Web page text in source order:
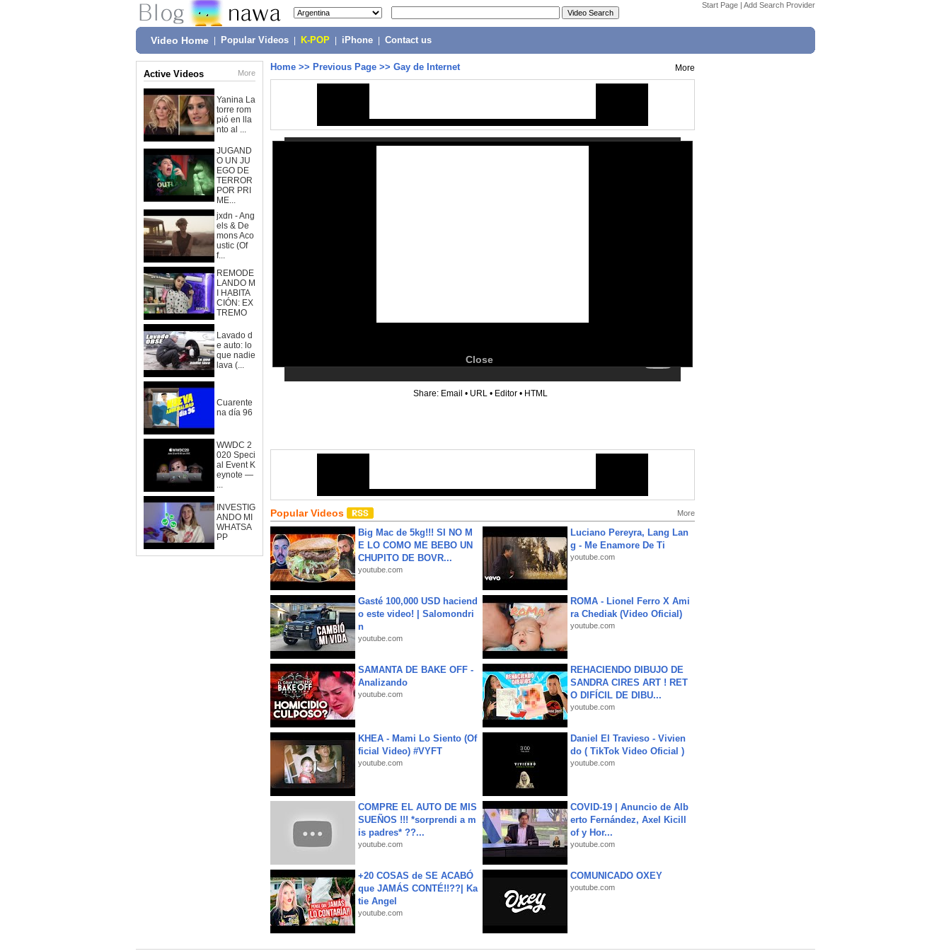
Start Page | Add Search Provider
Video Home Popular Videos K-POP iPhone Contact us
Active Videos More
Yanina La
torre rom
pió en lla
nto al ...
JUGAND
O UN JU
EGO DE
TERROR
POR PRI
ME...
jxdn - Ang
els & De
mons Aco
ustic (Of
f...
REMODE
LANDO M
I HABITA
CIÓN: EX
TREMO
Lavado d
e auto: lo
que nadie
lava (...
Cuarente
na día 96
WWDC 2
020 Speci
al Event K
eynote —
...
INVESTIG
ANDO MI
WHATSA
PP
Home >> Previous Page >> Gay de Internet More
Close
Share: Email • URL • Editor • HTML
Popular Videos More
Big Mac de 5kg!!! SI NO M
E LO COMO ME BEBO UN
CHUPITO DE BOVR...
youtube.com
Luciano Pereyra, Lang Lan
g - Me Enamore De Ti
youtube.com
Gasté 100,000 USD haciend
o este video! | Salomondri
n
youtube.com
ROMA - Lionel Ferro X Ami
ra Chediak (Video Oficial)
youtube.com
SAMANTA DE BAKE OFF -
Analizando
youtube.com
REHACIENDO DIBUJO DE
SANDRA CIRES ART ! RET
O DIFÍCIL DE DIBU...
youtube.com
KHEA - Mami Lo Siento (Of
ficial Video) #VYFT
youtube.com
Daniel El Travieso - Vivien
do ( TikTok Video Oficial )
youtube.com
COMPRE EL AUTO DE MIS
SUEÑOS !!! *sorprendi a m
is padres* ??...
youtube.com
COVID-19 | Anuncio de Alb
erto Fernández, Axel Kicill
of y Hor...
youtube.com
+20 COSAS de SE ACABÓ
que JAMÁS CONTÉ!!??| Ka
tie Angel
youtube.com
COMUNICADO OXEY
youtube.com